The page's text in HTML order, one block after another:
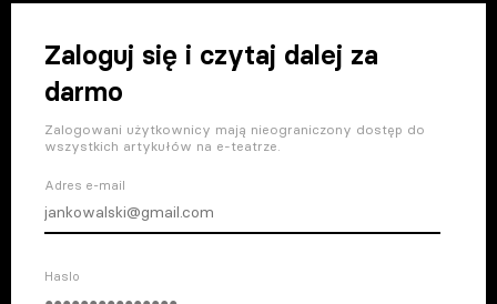
Zaloguj się i czytaj dalej za
darmo
Zalogowani użytkownicy mają nieograniczony dostęp do
wszystkich artykułów na e-teatrze.
Adres e-mail
Haslo